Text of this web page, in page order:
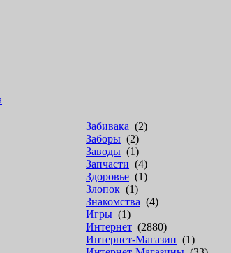
Забивака (2)
Заборы (2)
Заводы (1)
Запчасти (4)
Здоровье (1)
Злопок (1)
Знакомства (4)
Игры (1)
Интернет (2880)
Интернет-Магазин (1)